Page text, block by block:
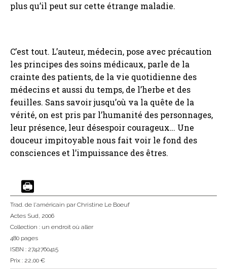
plus qu’il peut sur cette étrange maladie.
C’est tout. L’auteur, médecin, pose avec précaution
les principes des soins médicaux, parle de la
crainte des patients, de la vie quotidienne des
médecins et aussi du temps, de l’herbe et des
feuilles. Sans savoir jusqu’où va la quête de la
vérité, on est pris par l’humanité des personnages,
leur présence, leur désespoir courageux… Une
douceur impitoyable nous fait voir le fond des
consciences et l’impuissance des êtres.
Trad. de l'américain par Christine Le Boeuf
Actes Sud, 2006
Collection : un endroit où aller
480 pages
ISBN : 2742760415
Prix : 22,00 €